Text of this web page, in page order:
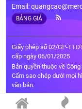
Email:
BẢNG GIÁ
Giấy phép số 02/GP-
cấp ngày 06/01/2025
Bản quyền thuộc về
Cấm sao chép dưới mọi
văn bản.